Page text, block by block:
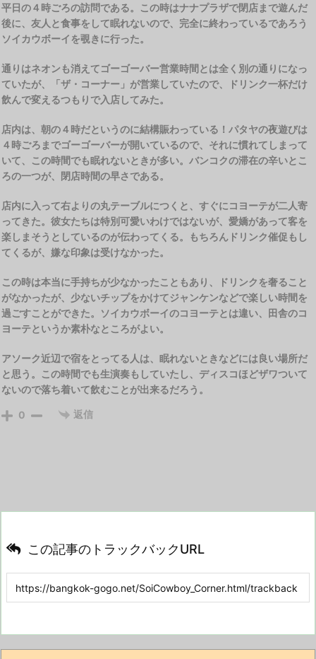
平日の４時ごろの訪問である。この時はナナプラザで閉店まで遊んだ
後に、友人と食事をして眠れないので、完全に終わっているであろう
ソイカウボーイを覗きに行った。
通りはネオンも消えてゴーゴーバー営業時間とは全く別の通りになっ
ていたが、「ザ・コーナー」が営業していたので、ドリンク一杯だけ
飲んで変えるつもりで入店してみた。
店内は、朝の４時だというのに結構賑わっている！パタヤの夜遊びは
４時ごろまでゴーゴーバーが開いているので、それに慣れてしまって
いて、この時間でも眠れないときが多い。バンコクの滞在の辛いとこ
ろの一つが、閉店時間の早さである。
店内に入って右よりの丸テーブルにつくと、すぐにコヨーテが二人寄
ってきた。彼女たちは特別可愛いわけではないが、愛嬌があって客を
楽しまそうとしているのが伝わってくる。もちろんドリンク催促もし
てくるが、嫌な印象は受けなかった。
この時は本当に手持ちが少なかったこともあり、ドリンクを奢ること
がなかったが、少ないチップをかけてジャンケンなどで楽しい時間を
過ごすことができた。ソイカウボーイのコヨーテとは違い、田舎のコ
ヨーテというか素朴なところがよい。
アソーク近辺で宿をとってる人は、眠れないときなどには良い場所だ
と思う。この時間でも生演奏もしていたし、ディスコほどザワついて
ないので落ち着いて飲むことが出来るだろう。
0 返信
この記事のトラックバックURL